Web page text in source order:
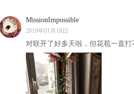
MissionImpossible
2019年01月18日
对联开了好多天啦，但花苞一直